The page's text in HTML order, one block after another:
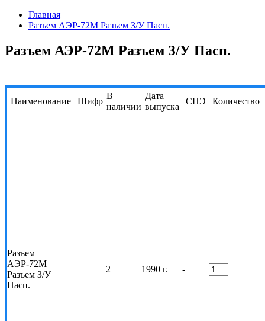
Главная
Разъем АЭР-72М Разъем З/У Пасп.
Разъем АЭР-72М Разъем З/У Пасп.
Наименование Шифр
В
наличии
Дата
выпуска
СНЭ Количество
Разъем
АЭР-72М
Разъем З/У
Пасп.
2 1990 г. -